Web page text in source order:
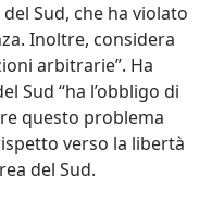
Sud, che ha violato
Inoltre, considera
arbitrarie”. Ha
Sud “ha l’obbligo di
questo problema
verso la libertà
del Sud.